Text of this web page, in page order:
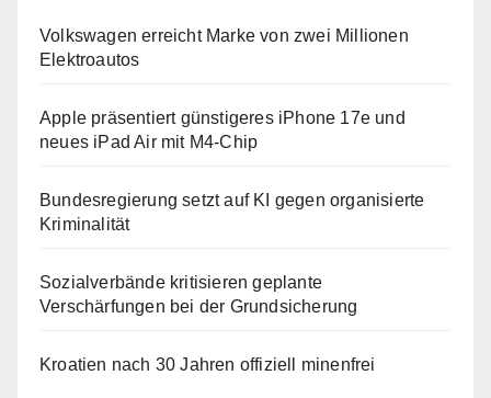
Volkswagen erreicht Marke von zwei Millionen
Elektroautos
Apple präsentiert günstigeres iPhone 17e und
neues iPad Air mit M4-Chip
Bundesregierung setzt auf KI gegen organisierte
Kriminalität
Sozialverbände kritisieren geplante
Verschärfungen bei der Grundsicherung
Kroatien nach 30 Jahren offiziell minenfrei